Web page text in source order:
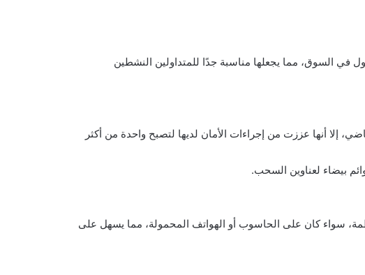
في السوق، مما يجعلها مناسبة جدًا للمتداولين النشطين
إلا أنها عززت من إجراءات الأمان لديها لتصبح واحدة من أكثر
سواء كان على الحاسوب أو الهواتف المحمولة، مما يسهل على